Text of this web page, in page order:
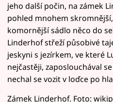
jeho další počin, na zámek
pohled mnohem
komornější sádlo něco do
Linderhof střeží působivé
jeskyni s jezírkem, ve které
nejčastěji, zaposlouchával
nechal se vozit v loďce po
Zámek Linderhof. Foto: